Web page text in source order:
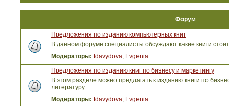
Форум
Предложения по изданию компьютерных книг
В данном форуме специалисты обсуждают какие книги
Модераторы: tdavydova, Evgenia
Предложения по изданию книг по бизнесу и маркетингу
В этом разделе можно предлагать к изданию книги по
литературу
Модераторы: tdavydova, Evgenia